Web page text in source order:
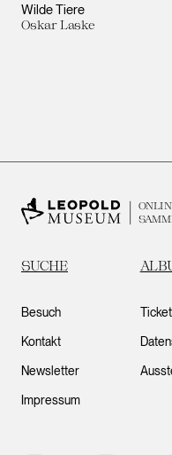
Wilde Tiere
Oskar Laske
SUCHE
Besuch
Kontakt
Newsletter
Impressum